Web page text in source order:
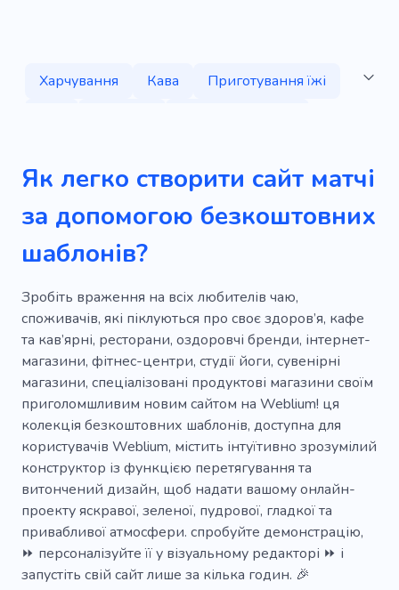
Харчування Кава
Приготування їжі
Пити
Їдальня Сир Зерна
Піца
Фаст-фуд
Освіження
Смакові поєднання
Культура чаювання
Приготування чаю
Гарячі напої
Чаювання
Любителі чаю
Напій
Ягода Горіх
Пекарня
Сільське господарство
Органічні
Вегетаріанський
Здоровий
Дієтолог
Свіжий
Екологічно чистий
Без гмо
Інтернет-магазин
Веганський
Смачний
Молоко
Вулична їжа
Агробізнес
Як легко створити сайт матчі
за допомогою безкоштовних
шаблонів?
Зробіть враження на всіх любителів чаю,
споживачів, які піклуються про своє здоров’я, кафе
та кав’ярні, ресторани, оздоровчі бренди, інтернет-
магазини, фітнес-центри, студії йоги, сувенірні
магазини, спеціалізовані продуктові магазини своїм
приголомшливим новим сайтом на Weblium! ця
колекція безкоштовних шаблонів, доступна для
користувачів Weblium, містить інтуїтивно зрозумілий
конструктор із функцією перетягування та
витончений дизайн, щоб надати вашому онлайн-
проекту яскравої, зеленої, пудрової, гладкої та
привабливої ​​атмосфери. спробуйте демонстрацію,
⏩ персоналізуйте її у візуальному редакторі ⏩ і
запустіть свій сайт лише за кілька годин. 🎉